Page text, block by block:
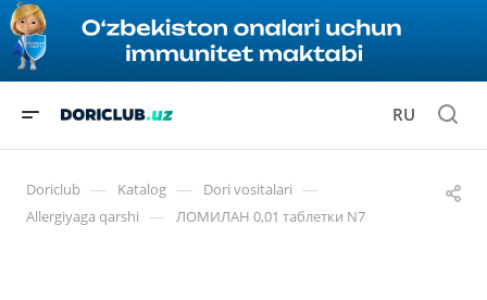
RU
Doriclub — Katalog — Dori vositalari —
Allergiyaga qarshi — ЛОМИЛАН 0,01 таблетки N7